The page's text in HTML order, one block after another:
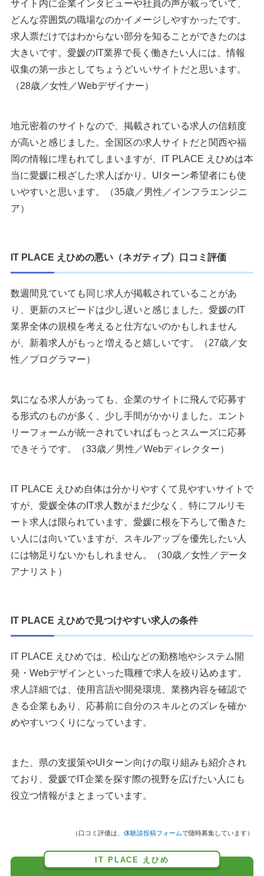
サイト内に企業インタビューや社員の声が載っていて、
どんな雰囲気の職場なのかイメージしやすかったです。
求人票だけではわからない部分を知ることができたのは
大きいです。愛媛のIT業界で長く働きたい人には、情報
収集の第一歩としてちょうどいいサイトだと思います。
（28歳／女性／Webデザイナー）
地元密着のサイトなので、掲載されている求人の信頼度
が高いと感じました。全国区の求人サイトだと関西や福
岡の情報に埋もれてしまいますが、IT PLACE えひめは本
当に愛媛に根ざした求人ばかり。UIターン希望者にも使
いやすいと思います。（35歳／男性／インフラエンジニ
ア）
IT PLACE えひめの悪い（ネガティブ）口コミ評価
数週間見ていても同じ求人が掲載されていることがあ
り、更新のスピードは少し遅いと感じました。愛媛のIT
業界全体の規模を考えると仕方ないのかもしれません
が、新着求人がもっと増えると嬉しいです。（27歳／女
性／プログラマー）
気になる求人があっても、企業のサイトに飛んで応募す
る形式のものが多く、少し手間がかかりました。エント
リーフォームが統一されていればもっとスムーズに応募
できそうです。（33歳／男性／Webディレクター）
IT PLACE えひめ自体は分かりやすくて見やすいサイトで
すが、愛媛全体のIT求人数がまだ少なく、特にフルリモ
ート求人は限られています。愛媛に根を下ろして働きた
い人には向いていますが、スキルアップを優先したい人
には物足りないかもしれません。（30歳／女性／データ
アナリスト）
IT PLACE えひめで見つけやすい求人の条件
IT PLACE えひめでは、松山などの勤務地やシステム開
発・Webデザインといった職種で求人を絞り込めます。
求人詳細では、使用言語や開発環境、業務内容を確認で
きる企業もあり、応募前に自分のスキルとのズレを確か
めやすいつくりになっています。
また、県の支援策やUIターン向けの取り組みも紹介され
ており、愛媛でIT企業を探す際の視野を広げたい人にも
役立つ情報がまとまっています。
（口コミ評価は、 体験談投稿フォームで随時募集しています）
IT PLACE えひめ